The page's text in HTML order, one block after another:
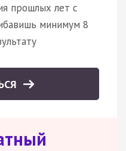
прошлых лет с
минимум 8